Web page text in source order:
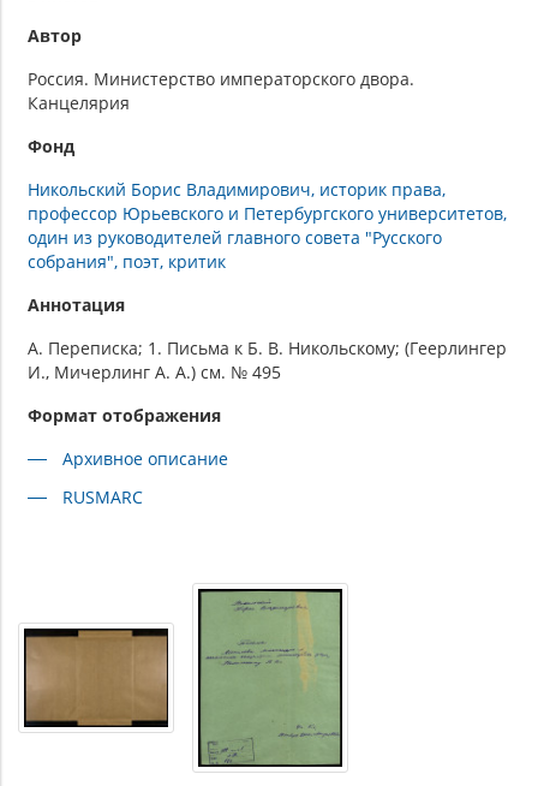
Автор
Россия. Министерство императорского двора.
Канцелярия
Фонд
Никольский Борис Владимирович, историк права,
профессор Юрьевского и Петербургского университетов,
один из руководителей главного совета "Русского
собрания", поэт, критик
Аннотация
А. Переписка; 1. Письма к Б. В. Никольскому; (Геерлингер
И., Мичерлинг А. А.) см. № 495
Формат отображения
Архивное описание
RUSMARC